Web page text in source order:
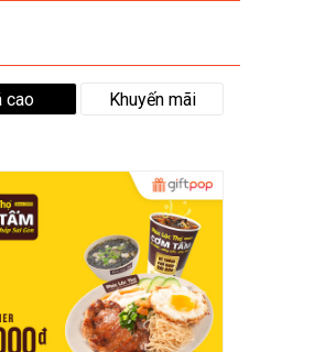
cao Khuyến mãi